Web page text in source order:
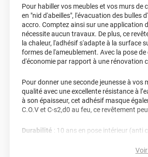
Pour habiller vos meubles et vos murs de
en "nid d'abeilles", l'évacuation des bulles
accro. Comptez ainsi sur une application
nécessite aucun travaux. De plus, ce
la chaleur, l'adhésif s'adapte à la surface
formes de l'ameublement. Avec la pose
d'économie par rapport à une rénovation
Pour donner une seconde jeunesse à vos
qualité avec une excellente résistance à
à son épaisseur, cet adhésif masque
C.O.V et C-s2,d0 au feu, ce revêtement
Durabilité : 10 ans en pose intérieur (anti